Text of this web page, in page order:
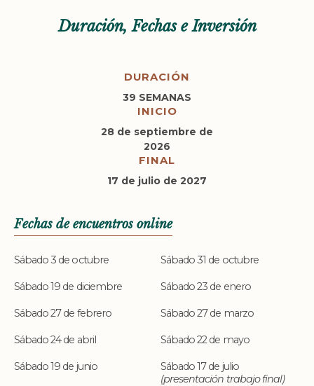
Duración, Fechas e Inversión
DURACIÓN
39 SEMANAS
INICIO
28 de septiembre de
2026
FINAL
17 de julio de 2027
Fechas de encuentros online
Sábado 3 de octubre Sábado 31 de octubre
Sábado 19 de diciembre Sábado 23 de enero
Sábado 27 de febrero Sábado 27 de marzo
Sábado 24 de abril Sábado 22 de mayo
Sábado 19 de junio
Sábado 17 de julio
(presentación trabajo final)